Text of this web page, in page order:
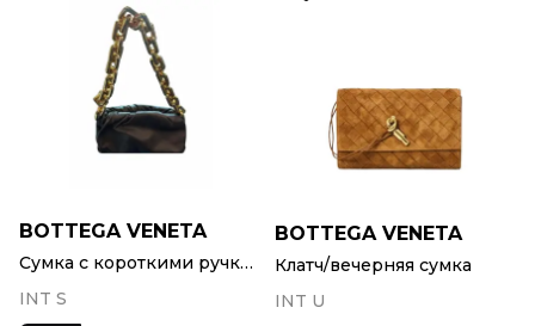
BOTTEGA VENETA
Сумка с короткими ручками
INT S
BOTTEGA VENETA
Клатч/вечерняя сумка
INT U